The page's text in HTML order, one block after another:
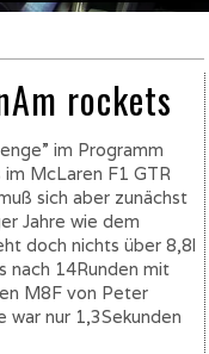
rockets
im Programm
McLaren F1 GTR
sich aber zunächst
Jahre wie dem
doch nichts über 8,8l
nach 14Runden mit
M8F von Peter
war nur 1,3Sekunden